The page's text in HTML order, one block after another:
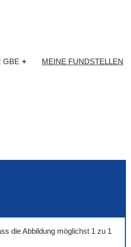
GBE + MEINE FUNDSTELLEN
die Abbildung möglichst 1 zu 1